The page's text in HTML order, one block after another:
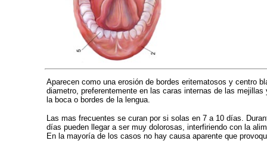
Aparecen como una erosión de bordes eritematosos y centro
diametro, preferentemente en las caras internas de las
la boca o bordes de la lengua.
Las mas frecuentes se curan por si solas en 7 a 10 días.
días pueden llegar a ser muy dolorosas, interfiriendo con la
En la mayoría de los casos no hay causa aparente que